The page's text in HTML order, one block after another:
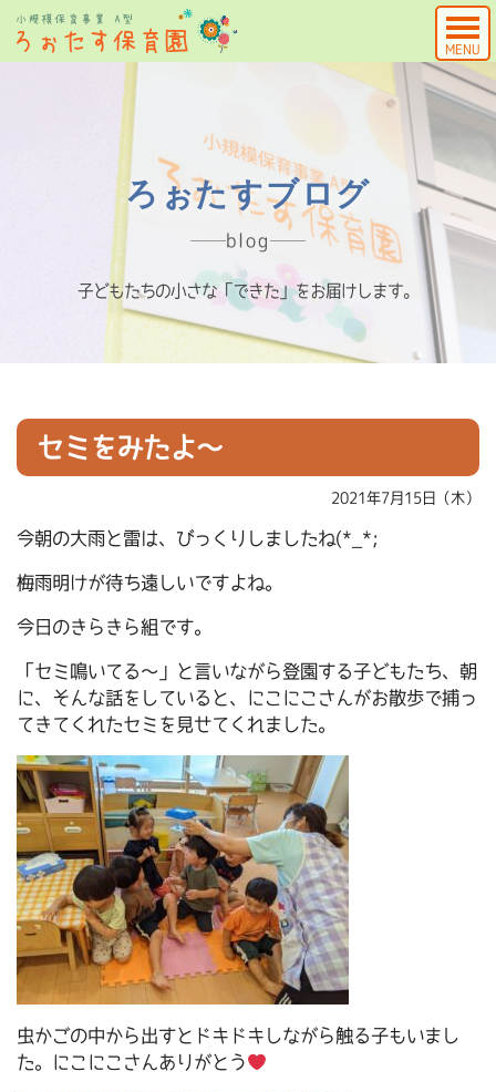
MENU
ろぉたすブログ
blog
子どもたちの小さな「できた」をお届けします。
セミをみたよ～
2021年7月15日（木）
今朝の大雨と雷は、びっくりしましたね(*_*;
梅雨明けが待ち遠しいですよね。
今日のきらきら組です。
「セミ鳴いてる～」と言いながら登園する子どもたち、朝
に、そんな話をしていると、にこにこさんがお散歩で捕っ
てきてくれたセミを見せてくれました。
虫かごの中から出すとドキドキしながら触る子もいまし
た。にこにこさんありがとう